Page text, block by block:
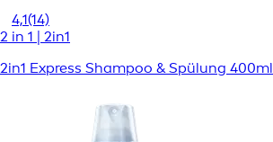
4,1(14)
2 in 1 | 2in1
2in1 Express Shampoo & Spülung 400ml